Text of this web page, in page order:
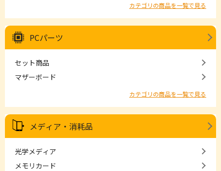
カテゴリの商品を一覧で見る
PCパーツ
セット商品
マザーボード
カテゴリの商品を一覧で見る
メディア・消耗品
光学メディア
メモリカード